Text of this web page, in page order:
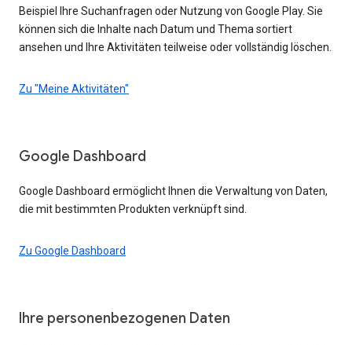
Beispiel Ihre Suchanfragen oder Nutzung von Google Play. Sie
können sich die Inhalte nach Datum und Thema sortiert
ansehen und Ihre Aktivitäten teilweise oder vollständig löschen.
Zu "Meine Aktivitäten"
Google Dashboard
Google Dashboard ermöglicht Ihnen die Verwaltung von Daten,
die mit bestimmten Produkten verknüpft sind.
Zu Google Dashboard
Ihre personenbezogenen Daten